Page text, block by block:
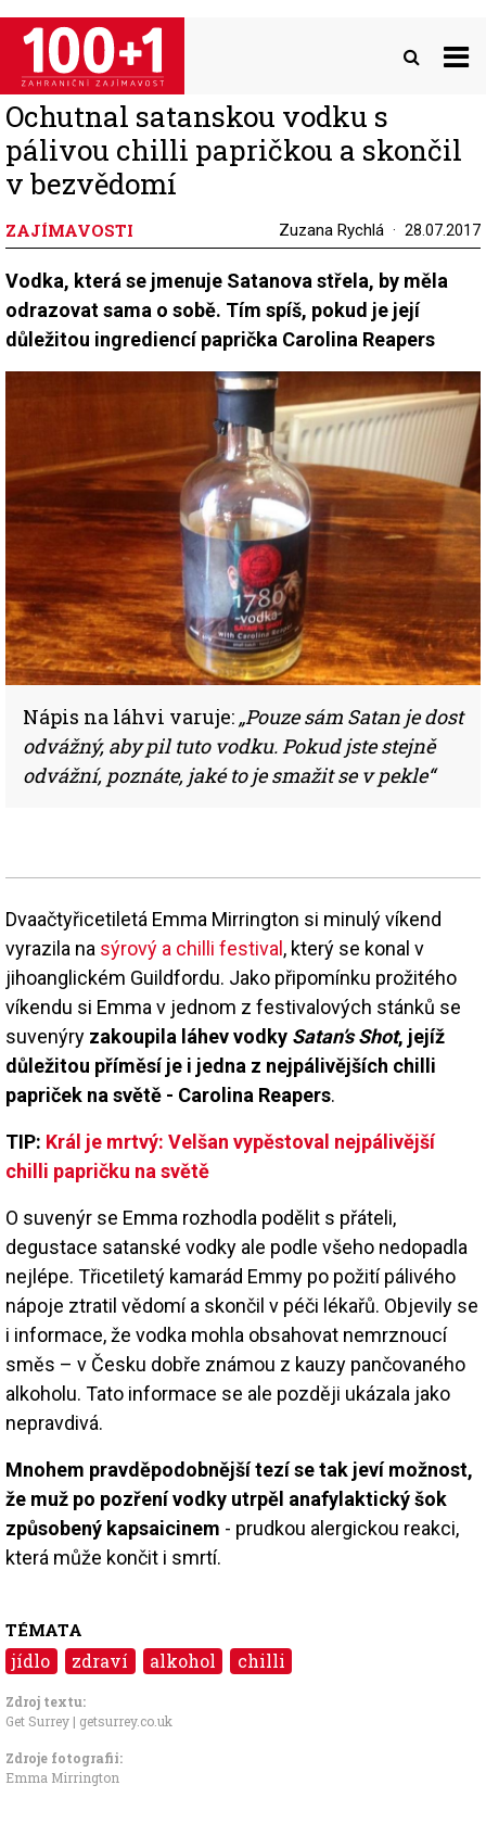
Přejít
hlavnímu
obsahu
Ochutnal satanskou vodku s
pálivou chilli papričkou a skončil
v bezvědomí
ZAJÍMAVOSTI Zuzana Rychlá 28.07.2017
Vodka, která se jmenuje Satanova střela, by měla
odrazovat sama o sobě. Tím spíš, pokud je její
důležitou ingrediencí paprička Carolina Reapers
Nápis na láhvi varuje: „Pouze sám Satan je dost
odvážný, aby pil tuto vodku. Pokud jste stejně
odvážní, poznáte, jaké to je smažit se v pekle“
Dvaačtyřicetiletá Emma Mirrington si minulý víkend
vyrazila na sýrový a chilli festival, který se konal v
jihoanglickém Guildfordu. Jako připomínku prožitého
víkendu si Emma v jednom z festivalových stánků se
suvenýry zakoupila láhev vodky Satan’s Shot, jejíž
důležitou příměsí je i jedna z nejpálivějších chilli
papriček na světě - Carolina Reapers.
TIP: Král je mrtvý: Velšan vypěstoval nejpálivější
chilli papričku na světě
O suvenýr se Emma rozhodla podělit s přáteli,
degustace satanské vodky ale podle všeho nedopadla
nejlépe. Třicetiletý kamarád Emmy po požití pálivého
nápoje ztratil vědomí a skončil v péči lékařů. Objevily se
i informace, že vodka mohla obsahovat nemrznoucí
směs – v Česku dobře známou z kauzy pančovaného
alkoholu. Tato informace se ale později ukázala jako
nepravdivá.
Mnohem pravděpodobnější tezí se tak jeví možnost,
že muž po pozření vodky utrpěl anafylaktický šok
způsobený kapsaicinem - prudkou alergickou reakci,
která může končit i smrtí.
TÉMATA
jídlo zdraví alkohol chilli
Zdroj textu:
Get Surrey | getsurrey.co.uk
Zdroje fotografii:
Emma Mirrington